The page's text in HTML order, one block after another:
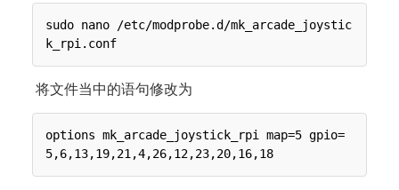
sudo nano /etc/modprobe.d/mk_arcade_joystic
将文件当中的语句修改为
options mk_arcade_joystick_rpi map=5 gpio=